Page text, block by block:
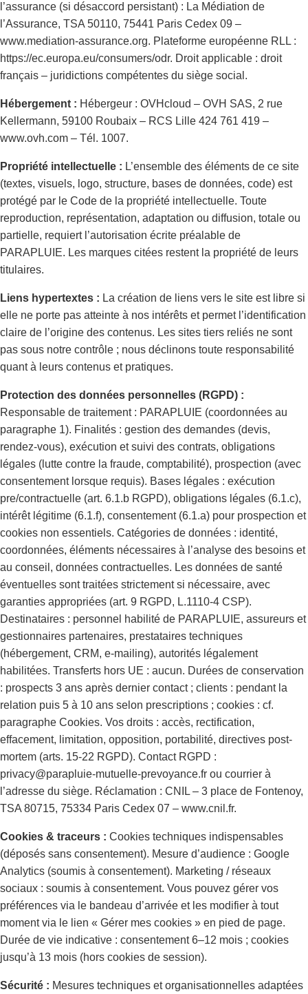
l’assurance (si désaccord persistant) : La Médiation de
l’Assurance, TSA 50110, 75441 Paris Cedex 09 –
www.mediation-assurance.org. Plateforme européenne RLL :
https://ec.europa.eu/consumers/odr. Droit applicable : droit
français – juridictions compétentes du siège social.
Hébergement : Hébergeur : OVHcloud – OVH SAS, 2 rue
Kellermann, 59100 Roubaix – RCS Lille 424 761 419 –
www.ovh.com – Tél. 1007.
Propriété intellectuelle : L’ensemble des éléments de ce site
(textes, visuels, logo, structure, bases de données, code) est
protégé par le Code de la propriété intellectuelle. Toute
reproduction, représentation, adaptation ou diffusion, totale ou
partielle, requiert l’autorisation écrite préalable de
PARAPLUIE. Les marques citées restent la propriété de leurs
titulaires.
Liens hypertextes : La création de liens vers le site est libre si
elle ne porte pas atteinte à nos intérêts et permet l’identification
claire de l’origine des contenus. Les sites tiers reliés ne sont
pas sous notre contrôle ; nous déclinons toute responsabilité
quant à leurs contenus et pratiques.
Protection des données personnelles (RGPD) :
Responsable de traitement : PARAPLUIE (coordonnées au
paragraphe 1). Finalités : gestion des demandes (devis,
rendez-vous), exécution et suivi des contrats, obligations
légales (lutte contre la fraude, comptabilité), prospection (avec
consentement lorsque requis). Bases légales : exécution
pre/contractuelle (art. 6.1.b RGPD), obligations légales (6.1.c),
intérêt légitime (6.1.f), consentement (6.1.a) pour prospection et
cookies non essentiels. Catégories de données : identité,
coordonnées, éléments nécessaires à l’analyse des besoins et
au conseil, données contractuelles. Les données de santé
éventuelles sont traitées strictement si nécessaire, avec
garanties appropriées (art. 9 RGPD, L.1110-4 CSP).
Destinataires : personnel habilité de PARAPLUIE, assureurs et
gestionnaires partenaires, prestataires techniques
(hébergement, CRM, e-mailing), autorités légalement
habilitées. Transferts hors UE : aucun. Durées de conservation
: prospects 3 ans après dernier contact ; clients : pendant la
relation puis 5 à 10 ans selon prescriptions ; cookies : cf.
paragraphe Cookies. Vos droits : accès, rectification,
effacement, limitation, opposition, portabilité, directives post-
mortem (arts. 15-22 RGPD). Contact RGPD :
privacy@parapluie-mutuelle-prevoyance.fr ou courrier à
l’adresse du siège. Réclamation : CNIL – 3 place de Fontenoy,
TSA 80715, 75334 Paris Cedex 07 – www.cnil.fr.
Cookies & traceurs : Cookies techniques indispensables
(déposés sans consentement). Mesure d’audience : Google
Analytics (soumis à consentement). Marketing / réseaux
sociaux : soumis à consentement. Vous pouvez gérer vos
préférences via le bandeau d’arrivée et les modifier à tout
moment via le lien « Gérer mes cookies » en pied de page.
Durée de vie indicative : consentement 6–12 mois ; cookies
jusqu’à 13 mois (hors cookies de session).
Sécurité : Mesures techniques et organisationnelles adaptées